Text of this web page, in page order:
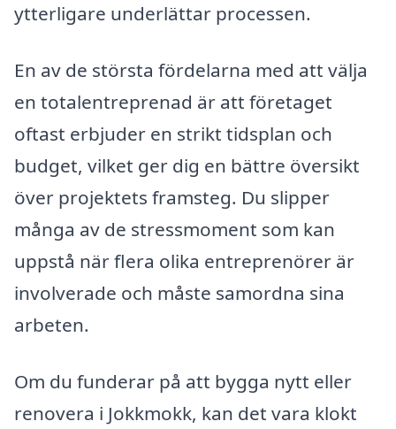
ytterligare underlättar processen.
En av de största fördelarna med att välja
en totalentreprenad är att företaget
oftast erbjuder en strikt tidsplan och
budget, vilket ger dig en bättre översikt
över projektets framsteg. Du slipper
många av de stressmoment som kan
uppstå när flera olika entreprenörer är
involverade och måste samordna sina
arbeten.
Om du funderar på att bygga nytt eller
renovera i Jokkmokk, kan det vara klokt